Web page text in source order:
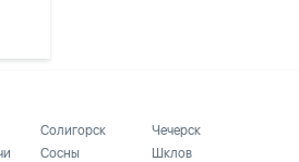
Солигорск
Сосны
Чечерск
Шклов